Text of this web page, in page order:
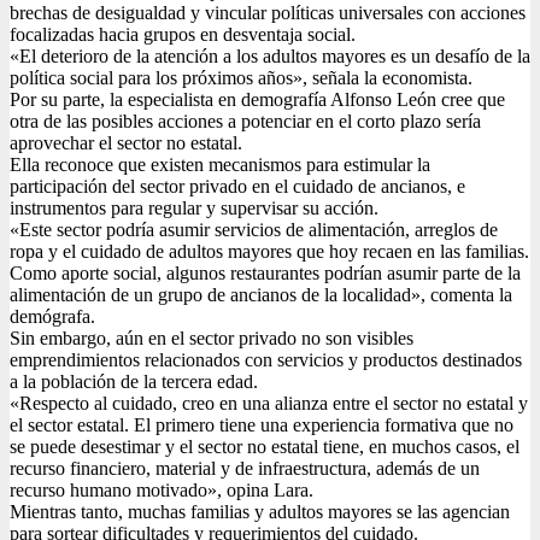
brechas de desigualdad y vincular políticas universales con acciones
focalizadas hacia grupos en desventaja social.
«El deterioro de la atención a los adultos mayores es un desafío de la
política social para los próximos años», señala la economista.
Por su parte, la especialista en demografía Alfonso León cree que
otra de las posibles acciones a potenciar en el corto plazo sería
aprovechar el sector no estatal.
Ella reconoce que existen mecanismos para estimular la
participación del sector privado en el cuidado de ancianos, e
instrumentos para regular y supervisar su acción.
«Este sector podría asumir servicios de alimentación, arreglos de
ropa y el cuidado de adultos mayores que hoy recaen en las familias.
Como aporte social, algunos restaurantes podrían asumir parte de la
alimentación de un grupo de ancianos de la localidad», comenta la
demógrafa.
Sin embargo, aún en el sector privado no son visibles
emprendimientos relacionados con servicios y productos destinados
a la población de la tercera edad.
«Respecto al cuidado, creo en una alianza entre el sector no estatal y
el sector estatal. El primero tiene una experiencia formativa que no
se puede desestimar y el sector no estatal tiene, en muchos casos, el
recurso financiero, material y de infraestructura, además de un
recurso humano motivado», opina Lara.
Mientras tanto, muchas familias y adultos mayores se las agencian
para sortear dificultades y requerimientos del cuidado.